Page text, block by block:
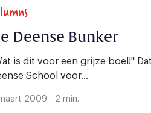
Deense Bunker
is dit voor een grijze boel!"
School voor...
2009 - 2 min.